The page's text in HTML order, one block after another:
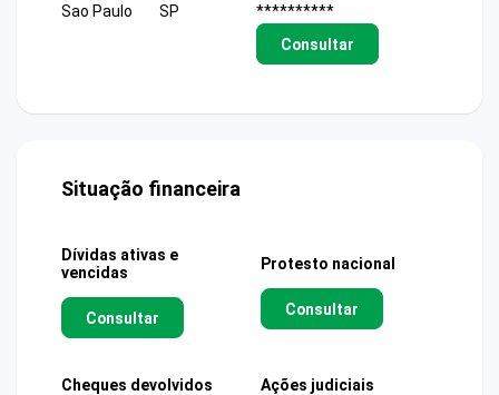
Sao Paulo
SP
**********
Consultar
Situação financeira
Dívidas ativas e
vencidas
Consultar
Protesto nacional
Consultar
Cheques devolvidos Ações judiciais